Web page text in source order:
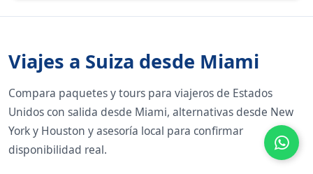
Viajes a Suiza desde Miami
Compara paquetes y tours para viajeros de Estados
Unidos con salida desde Miami, alternativas desde New
York y Houston y asesoría local para confirmar
disponibilidad real.